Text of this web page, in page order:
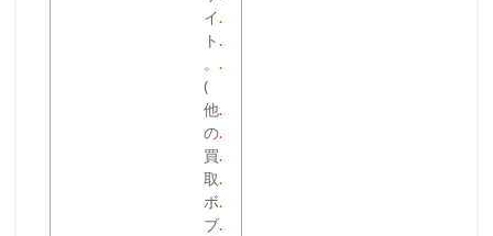
イ
ト
。
(
他
の
買
取
ボ
ブ